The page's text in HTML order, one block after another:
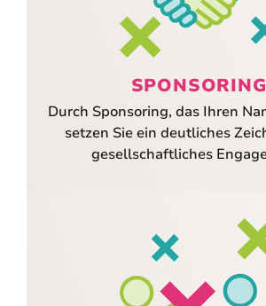
SPONSORING
Durch Sponsoring, das Ihren
setzen Sie ein deutliches
gesellschaftliches